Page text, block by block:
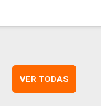
VER TODAS